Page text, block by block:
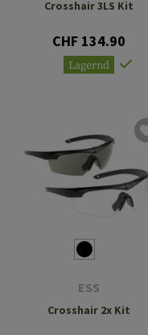
Crosshair 3LS Kit
CHF 134.90
Lagernd
ESS
Crosshair 2x Kit